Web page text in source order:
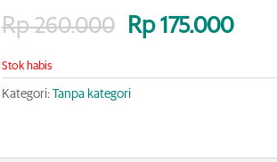
Rp260.000 Rp175.000
Stok habis
Kategori: Tanpa kategori